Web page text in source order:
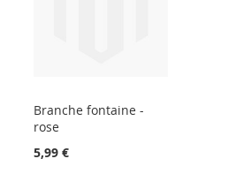
Branche fontaine -
rose
5,99 €